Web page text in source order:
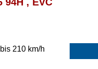
210 km/h